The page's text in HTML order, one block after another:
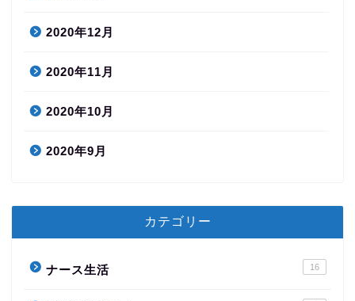
2020年12月
2020年11月
2020年10月
2020年9月
カテゴリー
ナース生活 16